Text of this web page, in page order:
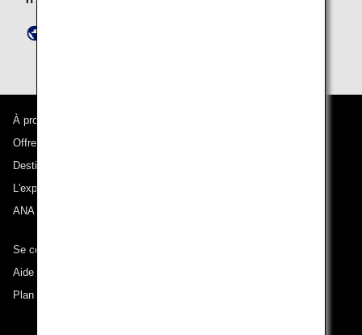
À propos d'ANA
Offres et annonces
Destinations desservies
L'expérience ANA
ANA Mileage Club
Se connecter à ANA
Aide technique (Accessibilité)
Plan du site